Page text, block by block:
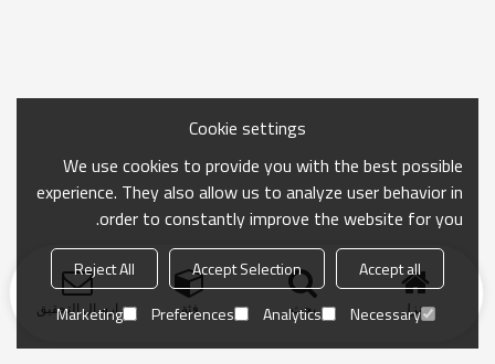
منزل بحث فئة ارسال التحقيق
Cookie settings
We use cookies to provide you with the best possible
experience. They also allow us to analyze user behavior in
order to constantly improve the website for you.
Accept all
Accept Selection
Reject All
Necessary
Analytics
Preferences
Marketing